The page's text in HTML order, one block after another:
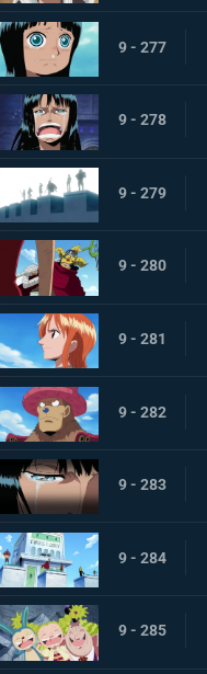
9 - 277
9 - 278
9 - 279
9 - 280
9 - 281
9 - 282
9 - 283
9 - 284
9 - 285